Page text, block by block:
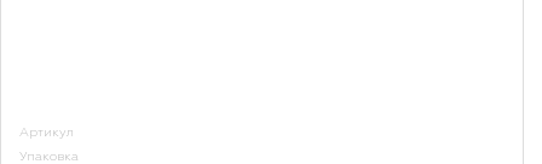
Артикул
Упаковка